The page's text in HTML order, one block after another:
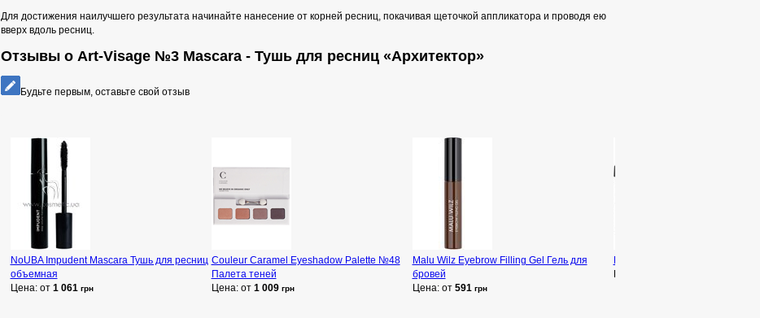
Для достижения наилучшего результата начинайте нанесение от корней ресниц, покачивая щеточкой аппликатора и проводя ею
вверх вдоль ресниц.
Отзывы о Art-Visage №3 Mascara - Тушь для ресниц «Архитектор»
Будьте первым, оставьте свой отзыв
NoUBA Impudent Mascara Тушь для ресниц
объемная
Цена: от 1 061 грн
Couleur Caramel Eyeshadow Palette №48
Палета теней
Цена: от 1 009 грн
Malu Wilz Eyebrow Filling Gel Гель для
бровей
Цена: от 591 грн
NoUBA Quattro Eyeshadow
Цена: от